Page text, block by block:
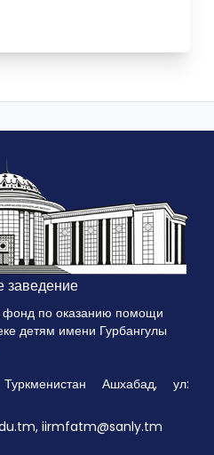
заведение
фонд по оказанию помощи
детям имени Гурбангулы
Ашхабад, ул:
iirmfatm@sanly.tm